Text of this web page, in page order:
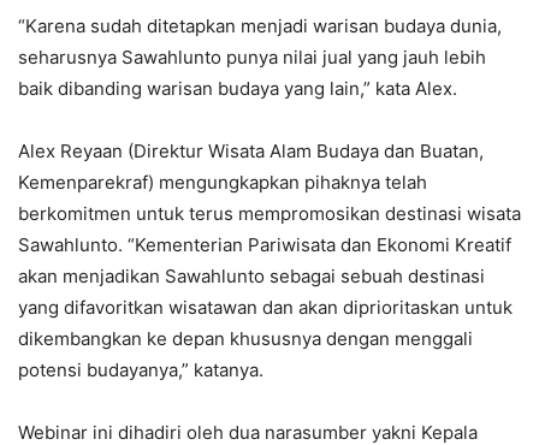
“Karena sudah ditetapkan menjadi warisan budaya dunia,
seharusnya Sawahlunto punya nilai jual yang jauh lebih
baik dibanding warisan budaya yang lain,” kata Alex.
Alex Reyaan (Direktur Wisata Alam Budaya dan Buatan,
Kemenparekraf) mengungkapkan pihaknya telah
berkomitmen untuk terus mempromosikan destinasi wisata
Sawahlunto. “Kementerian Pariwisata dan Ekonomi Kreatif
akan menjadikan Sawahlunto sebagai sebuah destinasi
yang difavoritkan wisatawan dan akan diprioritaskan untuk
dikembangkan ke depan khususnya dengan menggali
potensi budayanya,” katanya.
Webinar ini dihadiri oleh dua narasumber yakni Kepala